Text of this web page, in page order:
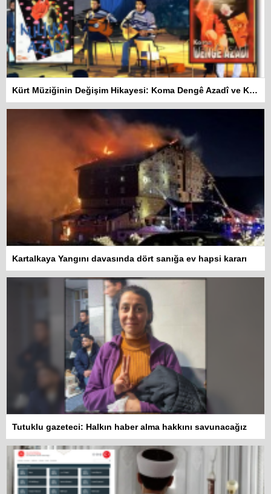
Kürt Müziğinin Değişim Hikayesi: Koma Dengê Azadî ve Koma Amed
Kartalkaya Yangını davasında dört sanığa ev hapsi kararı
Tutuklu gazeteci: Halkın haber alma hakkını savunacağız